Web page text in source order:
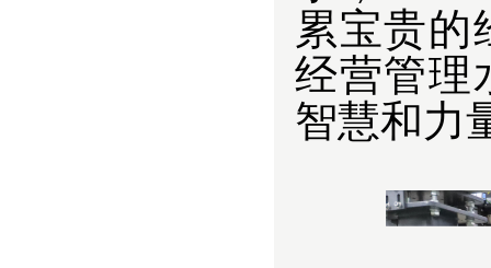
累宝贵的
经营管理
智慧和力